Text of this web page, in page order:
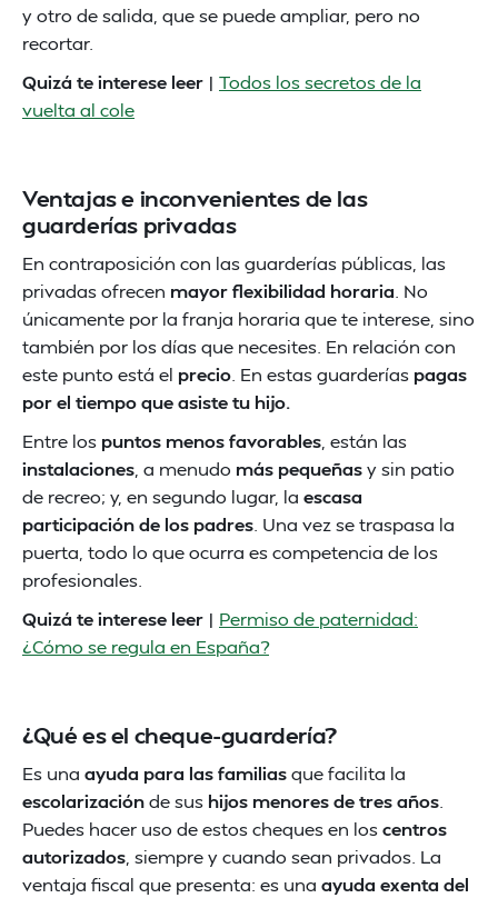
y otro de salida, que se puede ampliar, pero no
recortar.
Quizá te interese leer | Todos los secretos de la
vuelta al cole
Ventajas e inconvenientes de las
guarderías privadas
En contraposición con las guarderías públicas, las
privadas ofrecen mayor flexibilidad horaria . No
únicamente por la franja horaria que te interese, sino
también por los días que necesites. En relación con
este punto está el precio . En estas guarderías pagas
por el tiempo que asiste tu hijo.
Entre los puntos menos favorables , están las
instalaciones , a menudo más pequeñasy sin patio
de recreo; y, en segundo lugar, la escasa
participación de los padres . Una vez se traspasa la
puerta, todo lo que ocurra es competencia de los
profesionales.
Quizá te interese leer | Permiso de paternidad:
¿Cómo se regula en España?
¿Qué es el cheque-guardería?
Es una ayuda para las familiasque facilita la
escolarizaciónde sus hijos menores de tres años
Puedes hacer uso de estos cheques en loscentros
autorizados , siempre y cuando sean privados. La
ventaja fiscal que presenta: es una ayuda exenta del